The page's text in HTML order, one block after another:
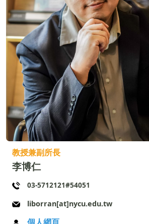
教授兼副所長
李博仁
03-5712121#54051
liborran[at]nycu.edu.tw